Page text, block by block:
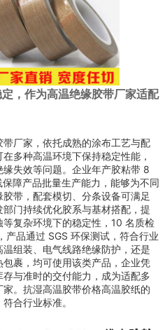
，作为高温绝缘胶带厂家适配
厂家，依托成熟的涂布工艺与配
多种高温环境下保持稳定性能，
失效等问题。企业年产胶粘带 8
障产品批量生产能力，能够为不同
带，配套模切、分条设备可满足
门持续优化胶系与基材搭配，提
复杂环境下的稳定性，10 名质检
产品通过 SGS 环保测试，符合行业
组装、电气线路绝缘防护，还是
裹，均可使用该类产品，企业凭
与准时的交付能力，成为适配多
。抗湿高温胶带价格高温胶纸的
合行业标准。